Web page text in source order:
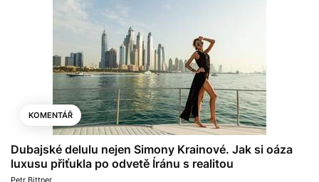
KOMENTÁŘ
Dubajské delulu nejen Simony Krainové. Jak si oáza
luxusu přiťukla po odvetě Íránu s realitou
Petr Bittner